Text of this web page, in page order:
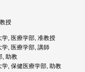
授
, 医療学部, 准教授
, 医療学部, 講師
, 助教
, 保健医療学部, 助教